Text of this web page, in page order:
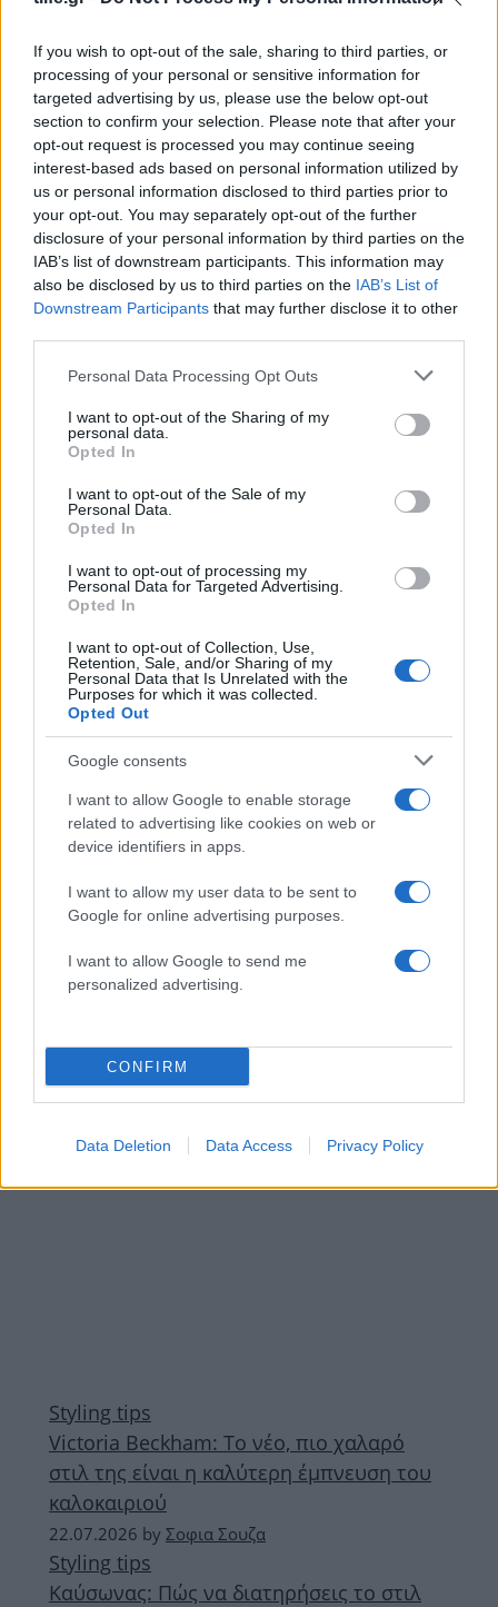
If you wish to opt-out of the sale, sharing to third parties, or
processing of your personal or sensitive information for
targeted advertising by us, please use the below opt-out
section to confirm your selection. Please note that after your
opt-out request is processed you may continue seeing
interest-based ads based on personal information utilized by
us or personal information disclosed to third parties prior to
your opt-out. You may separately opt-out of the further
disclosure of your personal information by third parties on the
IAB’s list of downstream participants. This information may
also be disclosed by us to third parties on the IAB’s List of
Downstream Participants that may further disclose it to other
Please note that this website/app uses one or more Google
not limited to your visit or usage behaviour. You may click to
grant or deny consent to Google and its third-party tags to
use your data for below specified purposes in below Google
consent section.
Personal Data Processing Opt Outs
I want to opt-out of the Sharing of my
personal data.
Opted In
I want to opt-out of the Sale of my
Personal Data.
Opted In
I want to opt-out of processing my
Personal Data for Targeted Advertising.
Opted In
I want to opt-out of Collection, Use,
Retention, Sale, and/or Sharing of my
Personal Data that Is Unrelated with the
Purposes for which it was collected.
Opted Out
Google consents
I want to allow Google to enable storage
related to advertising like cookies on web or
device identifiers in apps.
I want to allow my user data to be sent to
Google for online advertising purposes.
I want to allow Google to send me
personalized advertising.
CONFIRM
Data Deletion Data Access Privacy Policy
εμφανίσεις
ΔΙΑΦΗΜΙΣΗ
Celebrities,News
Kylian Mbappé – Ester Expósito: Το νέο
ζευγάρι της showbiz που δεν περιμέναμε
να δούμε
Styling tips
Travel Style: Ιδέες για να ταξιδέψεις σαν
fashionista
28.07.2026byΣοφια Σουζα
Celebrities, News
Οι Beckham απολαμβάνουν τις διακοπές
τους στην Ίμπιζα με το πιο χαλαρό
summer look
28.07.2026byΣοφια Σουζα
Styling tips
Weekly Style: Η νέα εβδομάδα θέλει
δροσερά σύνολα και ανεβασμένη διάθεση
Τασεις
ΔΙΑΦΗΜΙΣΗ
Styling tips
Victoria Beckham: Το νέο, πιο χαλαρό
στιλ της είναι η καλύτερη έμπνευση του
καλοκαιριού
22.07.2026 by Σοφια Σουζα
Styling tips
Καύσωνας: Πώς να διατηρήσεις το στιλ